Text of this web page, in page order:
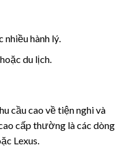
hành lý.
du lịch.
cầu cao về tiện nghi và
cấp thường là các dòng
Lexus.